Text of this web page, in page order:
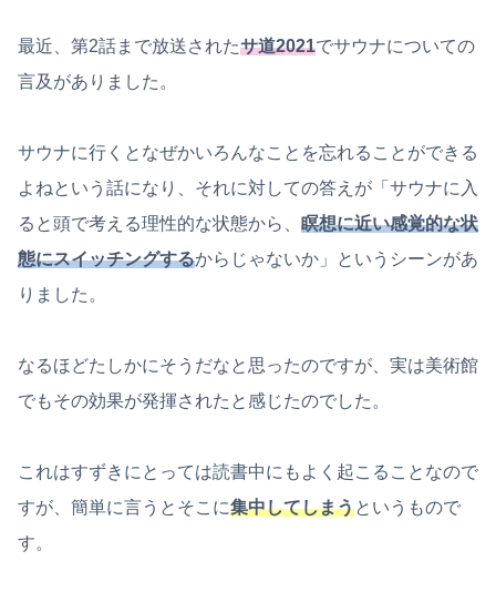
最近、第2話まで放送されたサ道2021でサウナについての
言及がありました。
サウナに行くとなぜかいろんなことを忘れることができる
よねという話になり、それに対しての答えが「サウナに入
ると頭で考える理性的な状態から、 瞑想に近い感覚的な状
態にスイッチングするからじゃないか」というシーンがあ
りました。
なるほどたしかにそうだなと思ったのですが、実は美術館
でもその効果が発揮されたと感じたのでした。
これはすずきにとっては読書中にもよく起こることなので
すが、簡単に言うとそこに集中してしまうというもので
す。